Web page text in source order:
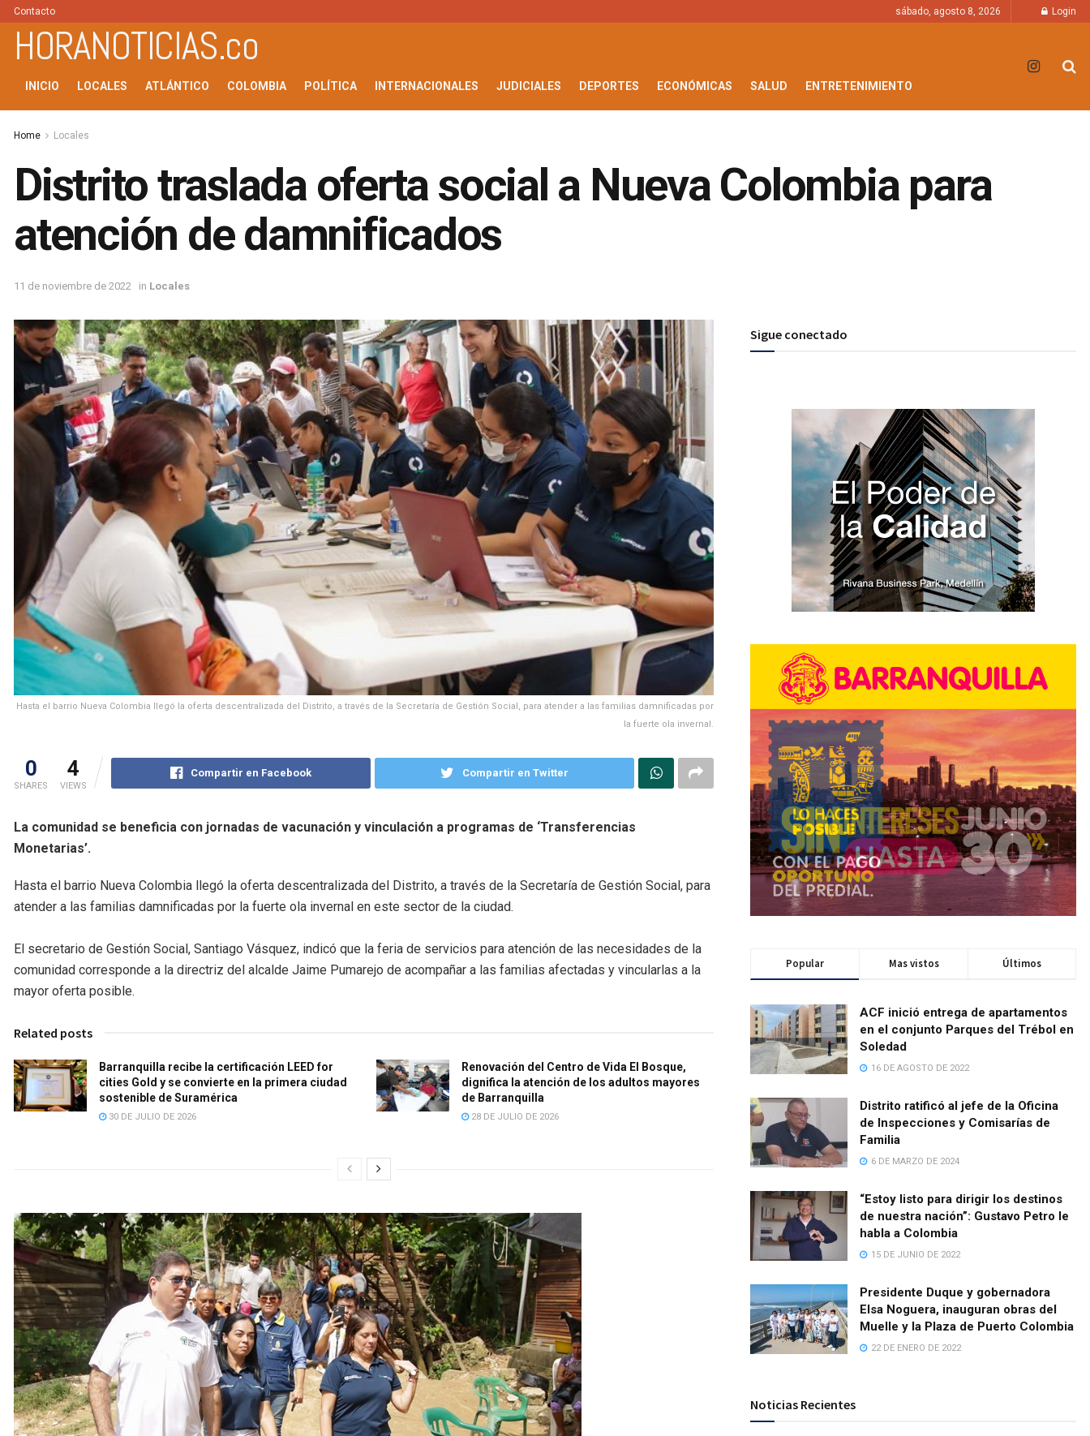
Contacto sábado, agosto 8, 2026 Login
HORANOTICIAS.co
INICIO LOCALES ATLÁNTICO COLOMBIA POLÍTICA INTERNACIONALES JUDICIALES DEPORTES ECONÓMICAS SALUD ENTRETENIMIENTO
Home Locales
Distrito traslada oferta social a Nueva Colombia para
atención de damnificados
11 de noviembre de 2022 in Locales
Hasta el barrio Nueva Colombia llegó la oferta descentralizada del Distrito, a través de la Secretaría de Gestión Social, para atender a las familias damnificadas por
la fuerte ola invernal.
0
SHARES
4
VIEWS
Compartir en Facebook Compartir en Twitter
La comunidad se beneficia con jornadas de vacunación y vinculación a programas de ‘Transferencias
Monetarias’.
Hasta el barrio Nueva Colombia llegó la oferta descentralizada del Distrito, a través de la Secretaría de Gestión Social, para
atender a las familias damnificadas por la fuerte ola invernal en este sector de la ciudad.
El secretario de Gestión Social, Santiago Vásquez, indicó que la feria de servicios para atención de las necesidades de la
comunidad corresponde a la directriz del alcalde Jaime Pumarejo de acompañar a las familias afectadas y vincularlas a la
mayor oferta posible.
Related posts
Barranquilla recibe la certificación LEED for
cities Gold y se convierte en la primera ciudad
sostenible de Suramérica
30 DE JULIO DE 2026
Renovación del Centro de Vida El Bosque,
dignifica la atención de los adultos mayores
de Barranquilla
28 DE JULIO DE 2026
Sigue conectado
Popular Mas vistos Últimos
ACF inició entrega de apartamentos
en el conjunto Parques del Trébol en
Soledad
16 DE AGOSTO DE 2022
Distrito ratificó al jefe de la Oficina
de Inspecciones y Comisarías de
Familia
6 DE MARZO DE 2024
“Estoy listo para dirigir los destinos
de nuestra nación”: Gustavo Petro le
habla a Colombia
15 DE JUNIO DE 2022
Presidente Duque y gobernadora
Elsa Noguera, inauguran obras del
Muelle y la Plaza de Puerto Colombia
22 DE ENERO DE 2022
Noticias Recientes